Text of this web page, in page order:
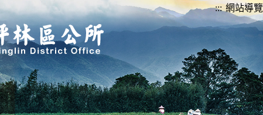
::: 網站導覽